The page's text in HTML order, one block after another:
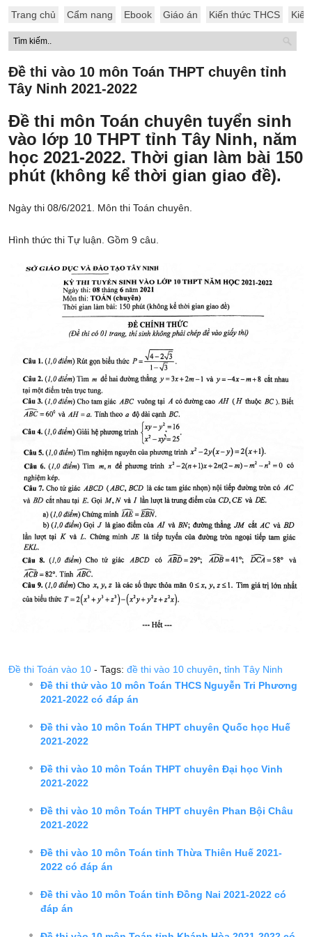
Trang chủ Cẩm nang Ebook Giáo án Kiến thức THCS
Đề thi vào 10 môn Toán THPT chuyên tỉnh
Tây Ninh 2021-2022
Đề thi môn Toán chuyên tuyển sinh
vào lớp 10 THPT tỉnh Tây Ninh, năm
học 2021-2022. Thời gian làm bài 150
phút (không kể thời gian giao đề).
Ngày thi 08/6/2021. Môn thi Toán chuyên.
Hình thức thi Tự luận. Gồm 9 câu.
Đề thi Toán vào 10 - Tags: đề thi vào 10 chuyên tỉnh Tây Ninh
Đề thi thử vào 10 môn Toán THCS Nguyễn Tri Phương
2021-2022 có đáp án
Đề thi vào 10 môn Toán THPT chuyên Quốc học Huế
2021-2022
Đề thi vào 10 môn Toán THPT chuyên Đại học Vinh
2021-2022
Đề thi vào 10 môn Toán THPT chuyên Phan Bội Châu
2021-2022
Đề thi vào 10 môn Toán tỉnh Thừa Thiên Huế 2021-
2022 có đáp án
Đề thi vào 10 môn Toán tỉnh Đồng Nai 2021-2022 có
đáp án